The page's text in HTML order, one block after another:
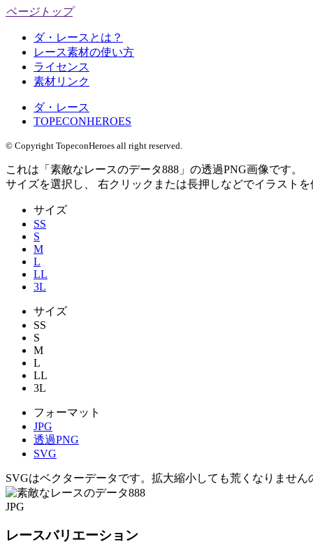
ページトップ
ダ・レースとは？
レース素材の使い方
ライセンス
素材リンク
ダ・レース
TOPECONHEROES
© Copyright TopeconHeroes all right reserved.
これは「 素敵なレースのデータ888 」の透過PNG画像です。
サイズを選択し、 右クリックまたは長押しなどでイラスト
サイズ
SS
S
M
L
LL
3L
サイズ
SS
S
M
L
LL
3L
フォーマット
JPG
透過PNG
SVG
SVGはベクターデータです。拡大縮小しても荒くなりませ
JPG
レースバリエーション